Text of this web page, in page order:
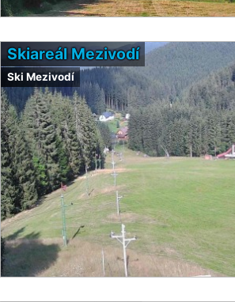
Skiareál Mezivodí
Ski Mezivodí